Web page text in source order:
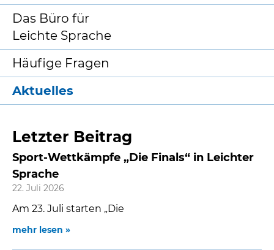
Das Büro für
Leichte Sprache
Häufige Fragen
Aktuelles
Letzter Beitrag
Sport-Wettkämpfe „Die Finals“ in Leichter
Sprache
22. Juli 2026
Am 23. Juli starten „Die
mehr lesen »